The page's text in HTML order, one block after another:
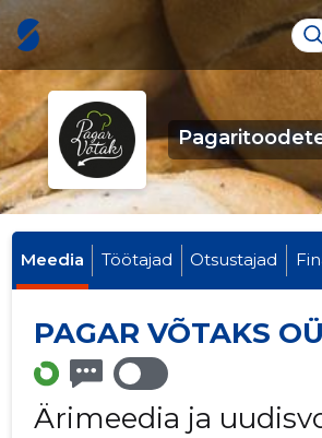
Meedia Töötajad Otsustajad
PAGAR VÕTAKS OÜ
Ärimeedia ja